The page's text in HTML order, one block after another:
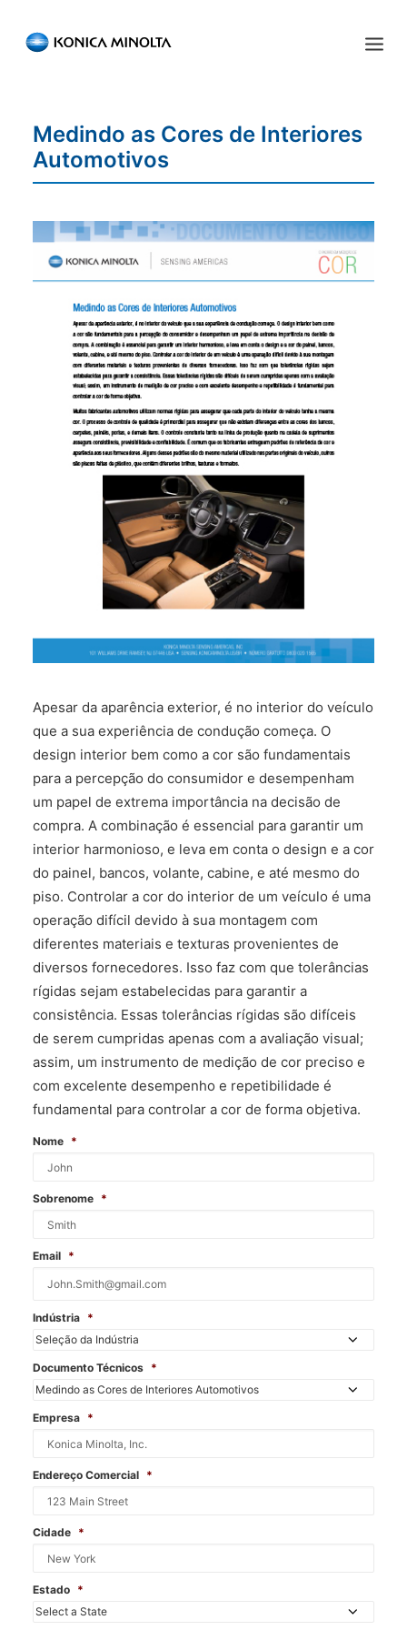
ENGLISH ESPAÑOL PORTUGUESE
INÍCIO
INDÚSTRIA
EVENTOS
QUEM SOMOS
FALE CONOSCO
Medindo as Cores de Interiores
Automotivos
Apesar da aparência exterior, é no interior do veículo
que a sua experiência de condução começa. O
design interior bem como a cor são fundamentais
para a percepção do consumidor e desempenham
um papel de extrema importância na decisão de
compra. A combinação é essencial para garantir um
interior harmonioso, e leva em conta o design e a cor
do painel, bancos, volante, cabine, e até mesmo do
piso. Controlar a cor do interior de um veículo é uma
operação difícil devido à sua montagem com
diferentes materiais e texturas provenientes de
diversos fornecedores. Isso faz com que tolerâncias
rígidas sejam estabelecidas para garantir a
consistência. Essas tolerâncias rígidas são difíceis
de serem cumpridas apenas com a avaliação visual;
assim, um instrumento de medição de cor preciso e
com excelente desempenho e repetibilidade é
fundamental para controlar a cor de forma objetiva.
Nome *
Sobrenome *
Email *
Indústria *
Documento Técnicos *
Empresa *
Endereço Comercial *
Cidade *
Estado *